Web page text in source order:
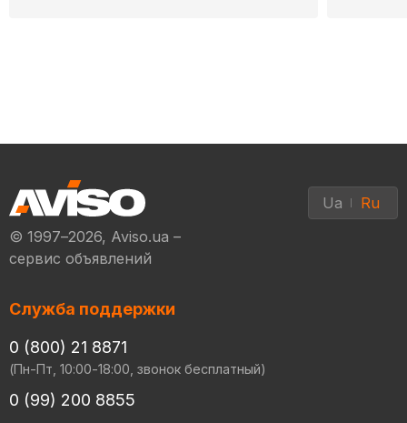
© 1997–2026, Aviso.ua –
сервис объявлений
Ua Ru
Служба поддержки
0 (800) 21 8871
(Пн-Пт, 10:00-18:00, звонок бесплатный)
0 (99) 200 8855